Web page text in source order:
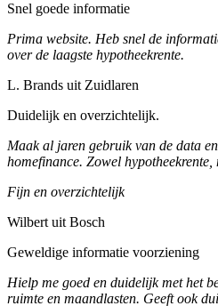
Snel goede informatie
Prima website. Heb snel de
over de laagste hypotheekrente.
L. Brands uit Zuidlaren
Duidelijk en overzichtelijk.
Maak al jaren gebruik van de data
homefinance. Zowel
Fijn en overzichtelijk
Wilbert uit Bosch
Geweldige informatie voorziening
Hielp me goed en duidelijk met het
ruimte en maandlasten. Geeft ook